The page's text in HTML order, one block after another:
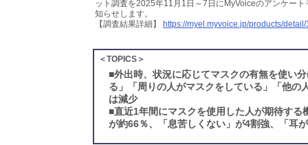
ット調査を2025年11月1日～7日にMyVoiceのアンケー
知らせします。
【調査結果詳細】
https://myel.myvoice.jp/products/
＜TOPICS＞
■外出時、状況に応じてマスクの有無を使い
る」「周りの人がマスクをしている」「他の
は減少
■直近1年間にマスクを使用した人が期待す
が約66％、「息苦しくない」が4割強、「耳